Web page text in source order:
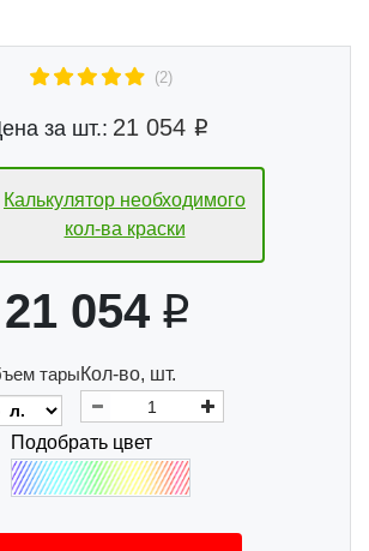
за шт.: 21 054
(2)
Калькулятор необходимого
кол-ва краски
21 054
тарыКол-во, шт.
Подобрать цвет